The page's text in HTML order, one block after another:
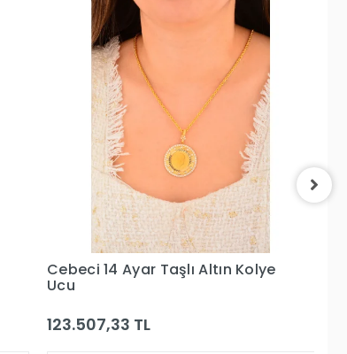
Cebeci 14 Ayar Yeşil Taşlı Altın
Kolye Ucu
8.451,20 TL